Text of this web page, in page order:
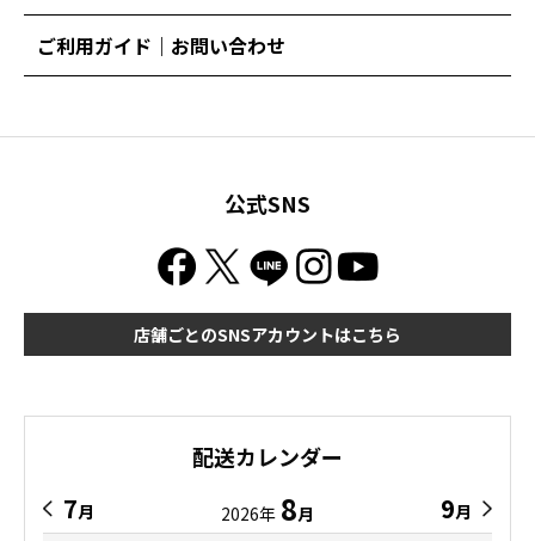
ご利用ガイド｜お問い合わせ
公式SNS
店舗ごとのSNSアカウントはこちら
配送カレンダー
7月 2026年 8月 9月